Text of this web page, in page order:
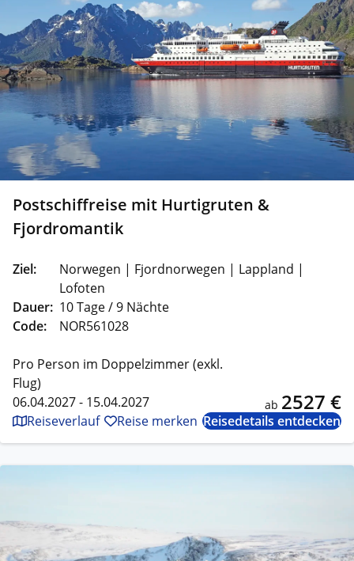
Postschiffreise mit Hurtigruten &
Fjordromantik
Ziel:
Norwegen | Fjordnorwegen | Lappland |
Lofoten
Dauer: 10 Tage / 9 Nächte
Code:
NOR561028
Pro Person im Doppelzimmer (exkl.
Flug)
06.04.2027 - 15.04.2027
ab 2527 €
Reiseverlauf Reise merken Reisedetails entdecken